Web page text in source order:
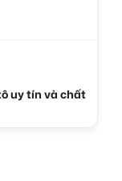
uy tín và chất